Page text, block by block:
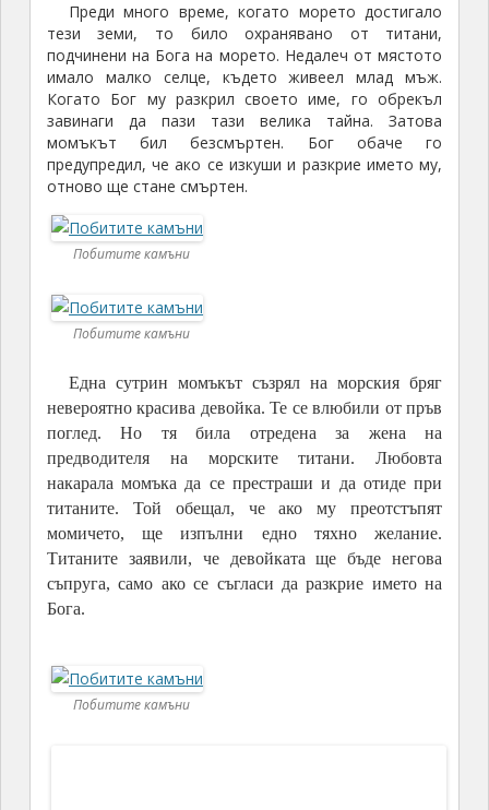
Преди много време, когато морето достигало
тези земи, то било охранявано от титани,
подчинени на Бога на морето. Недалеч от мястото
имало малко селце, където живеел млад мъж.
Когато Бог му разкрил своето име, го обрекъл
завинаги да пази тази велика тайна. Затова
момъкът бил безсмъртен. Бог обаче го
предупредил, че ако се изкуши и разкрие името му,
отново ще стане смъртен.
Побитите камъни
Побитите камъни
Една сутрин момъкът съзрял на морския бряг
невероятно красива девойка. Те се влюбили от пръв
поглед. Но тя била отредена за жена на
предводителя на морските титани. Любовта
накарала момъка да се престраши и да отиде при
титаните. Той обещал, че ако му преотстъпят
момичето, ще изпълни едно тяхно желание.
Титаните заявили, че девойката ще бъде негова
съпруга, само ако се съгласи да разкрие името на
Бога.
Побитите камъни